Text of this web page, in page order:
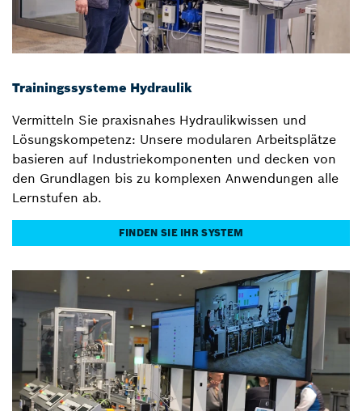
Trainingssysteme Hydraulik
Vermitteln Sie praxisnahes Hydraulikwissen und
Lösungskompetenz: Unsere modularen Arbeitsplätze
basieren auf Industriekomponenten und decken von
den Grundlagen bis zu komplexen Anwendungen alle
Lernstufen ab.
FINDEN SIE IHR SYSTEM